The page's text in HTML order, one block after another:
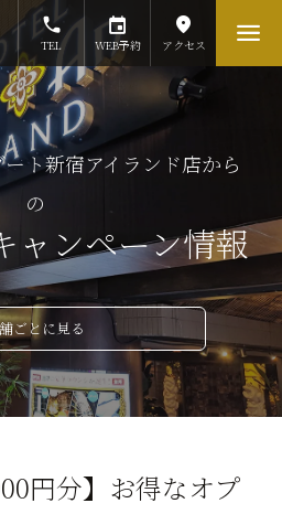
TEL WEB予約 アクセス
ト新宿アイランド店から
の
ャンペーン情報
ごとに見る
円分】お得なオプ